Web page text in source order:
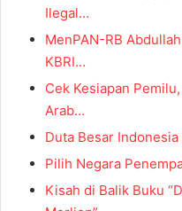
Ilegal…
MenPAN-RB
KBRI…
Cek Kesiapan
Arab…
Duta Besar
Pilih Negara
Kisah di Balik Buku